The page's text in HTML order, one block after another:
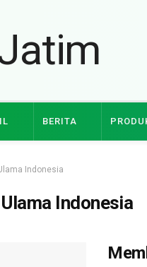
BERITA
Indonesia
Indonesia